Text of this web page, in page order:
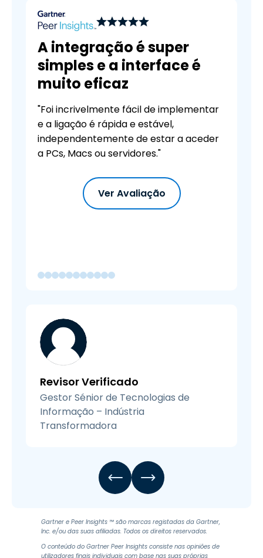
A integração é super
simples e a interface é
muito eficaz
"Foi incrivelmente fácil de implementar
e a ligação é rápida e estável,
independentemente de estar a aceder
a PCs, Macs ou servidores."
Ver Avaliação
Revisor Verificado
Gestor Sénior de Tecnologias de
Informação – Indústria
Transformadora
Gartner e Peer Insights ™ são marcas registadas da Gartner,
Inc. e/ou das suas afiliadas. Todos os direitos reservados.
O conteúdo do Gartner Peer Insights consiste nas opiniões de
utilizadores finais individuais com base nas suas próprias